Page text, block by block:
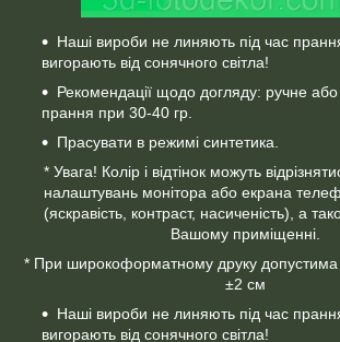
Наші вироби не линяють під час
вигорають від сонячного світла!
Рекомендації щодо догляду: ручне або
прання при 30-40 гр.
Прасувати в режимі синтетика.
* Увага! Колір і відтінок можуть
налаштувань монітора або екрана
(яскравість, контраст, насиченість), а
Вашому приміщенні.
* При широкоформатному друку допустима
±2 см
Наші вироби не линяють під час
вигорають від сонячного світла!